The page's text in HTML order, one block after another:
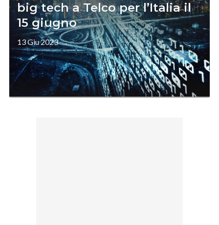
big tech a Telco per l’Italia il
15 giugno
13 Giu 2023